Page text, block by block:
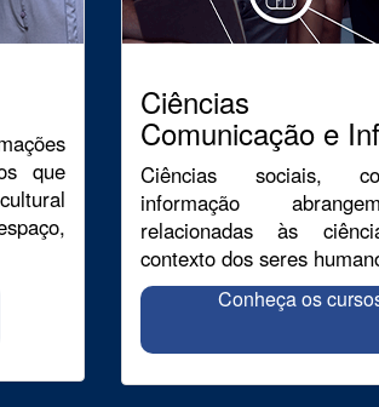
que
Ciências
Comunicação e
Ciências sociais,
informação
relacionadas às
contexto dos seres
Conheça os